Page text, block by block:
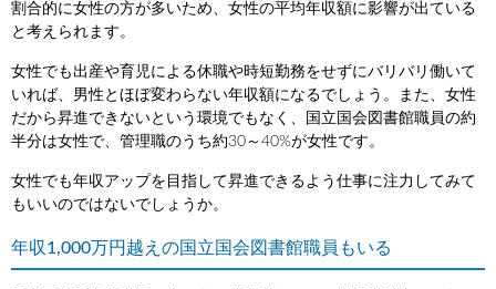
割合的に女性の方が多いため、女性の平均年収額に影響が出ている
と考えられます。
女性でも出産や育児による休職や時短勤務をせずにバリバリ働いて
いれば、男性とほぼ変わらない年収額になるでしょう。また、女性
だから昇進できないという環境でもなく、国立国会図書館職員の約
半分は女性で、管理職のうち約30～40%が女性です。
女性でも年収アップを目指して昇進できるよう仕事に注力してみて
もいいのではないでしょうか。
年収1,000万円越えの国立国会図書館職員もいる